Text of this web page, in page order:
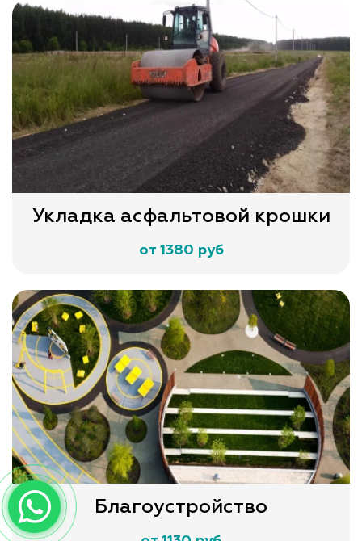
Укладка асфальтовой крошки
от 1380 руб
Благоустройство